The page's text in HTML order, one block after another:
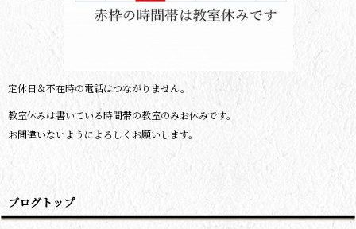
定休日＆不在時の電話はつながりません。
教室休みは書いている時間帯の教室のみお休みです。
お間違いないようによろしくお願いします。
ブログトップ